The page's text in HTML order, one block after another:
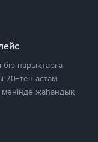
нарықтарға
70-тен астам
жаһандық